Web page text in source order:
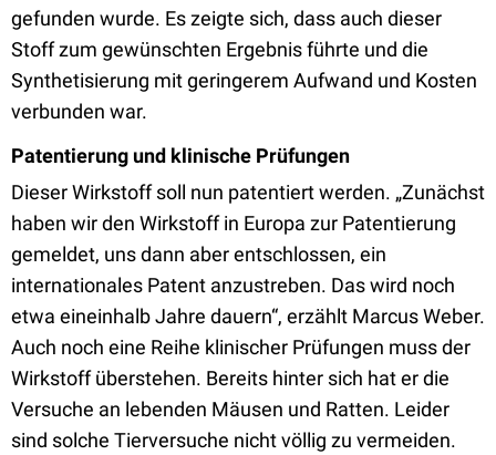
gefunden wurde. Es zeigte sich, dass auch dieser
Stoff zum gewünschten Ergebnis führte und die
Synthetisierung mit geringerem Aufwand und Kosten
verbunden war.
Patentierung und klinische Prüfungen
Dieser Wirkstoff soll nun patentiert werden. „Zunächst
haben wir den Wirkstoff in Europa zur Patentierung
gemeldet, uns dann aber entschlossen, ein
internationales Patent anzustreben. Das wird noch
etwa eineinhalb Jahre dauern“, erzählt Marcus Weber.
Auch noch eine Reihe klinischer Prüfungen muss der
Wirkstoff überstehen. Bereits hinter sich hat er die
Versuche an lebenden Mäusen und Ratten. Leider
sind solche Tierversuche nicht völlig zu vermeiden.